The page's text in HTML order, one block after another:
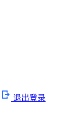
退出登录